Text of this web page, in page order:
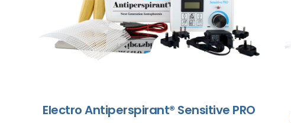
Electro Antiperspirant® Sensitive PRO